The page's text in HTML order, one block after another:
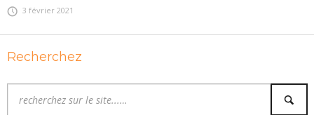
3 février 2021
Recherchez